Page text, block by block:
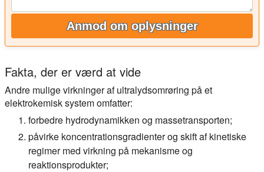
Anmod om oplysninger
Fakta, der er værd at vide
Andre mulige virkninger af ultralydsomrøring på et
elektrokemisk system omfatter:
forbedre hydrodynamikken og massetransporten;
påvirke koncentrationsgradienter og skift af kinetiske
regimer med virkning på mekanisme og
reaktionsprodukter;